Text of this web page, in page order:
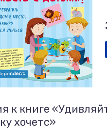
к книге
хочетс»